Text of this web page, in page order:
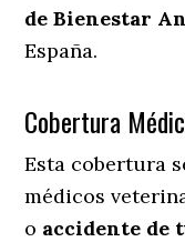
de Bienestar
España.
Cobertura
Esta cobertura
médicos
o accidente de